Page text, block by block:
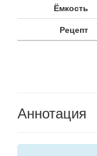
Ёмкость
Рецепт
Аннотация